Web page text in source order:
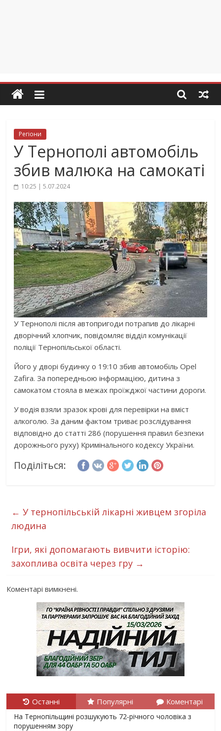
Регіони
У Тернополі автомобіль
збив малюка на самокаті
10:25 | 5.07.2024
У Тернополі після автопригоди потрапив до лікарні
дворічний хлопчик, повідомляє відділ комунікації
поліції Тернопільської області.
Його у дворі будинку о 19:10 збив автомобіль Opel
Zafira. За попередньою інформацією, дитина з
самокатом стояла в межах проїжджої частини дороги.
У водія взяли зразок крові для перевірки на вміст
алкоголю. За даним фактом триває розслідування
відповідно до статті 286 (порушення правил безпеки
дорожнього руху) Кримінального кодексу України.
Поділіться:
← У тернопільській лікарні живцем згоріла
людина
Ігри, які допомагають вивчити історію:
захоплива освіта через гру →
Коментарі вимкнені.
Останні Популярні Коментарі
На Тернопільщині розшукують 72-річного чоловіка з
порушенням зору